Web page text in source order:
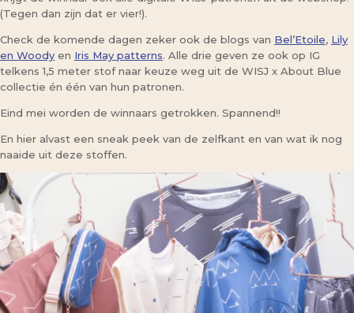
(Tegen dan zijn dat er vier!).
Check de komende dagen zeker ook de blogs van Bel’Etoile, Lily
en Woody en Iris May patterns. Alle drie geven ze ook op IG
telkens 1,5 meter stof naar keuze weg uit de WISJ x About Blue
collectie én één van hun patronen.
Eind mei worden de winnaars getrokken. Spannend!!
En hier alvast een sneak peek van de zelfkant en van wat ik nog
naaide uit deze stoffen.